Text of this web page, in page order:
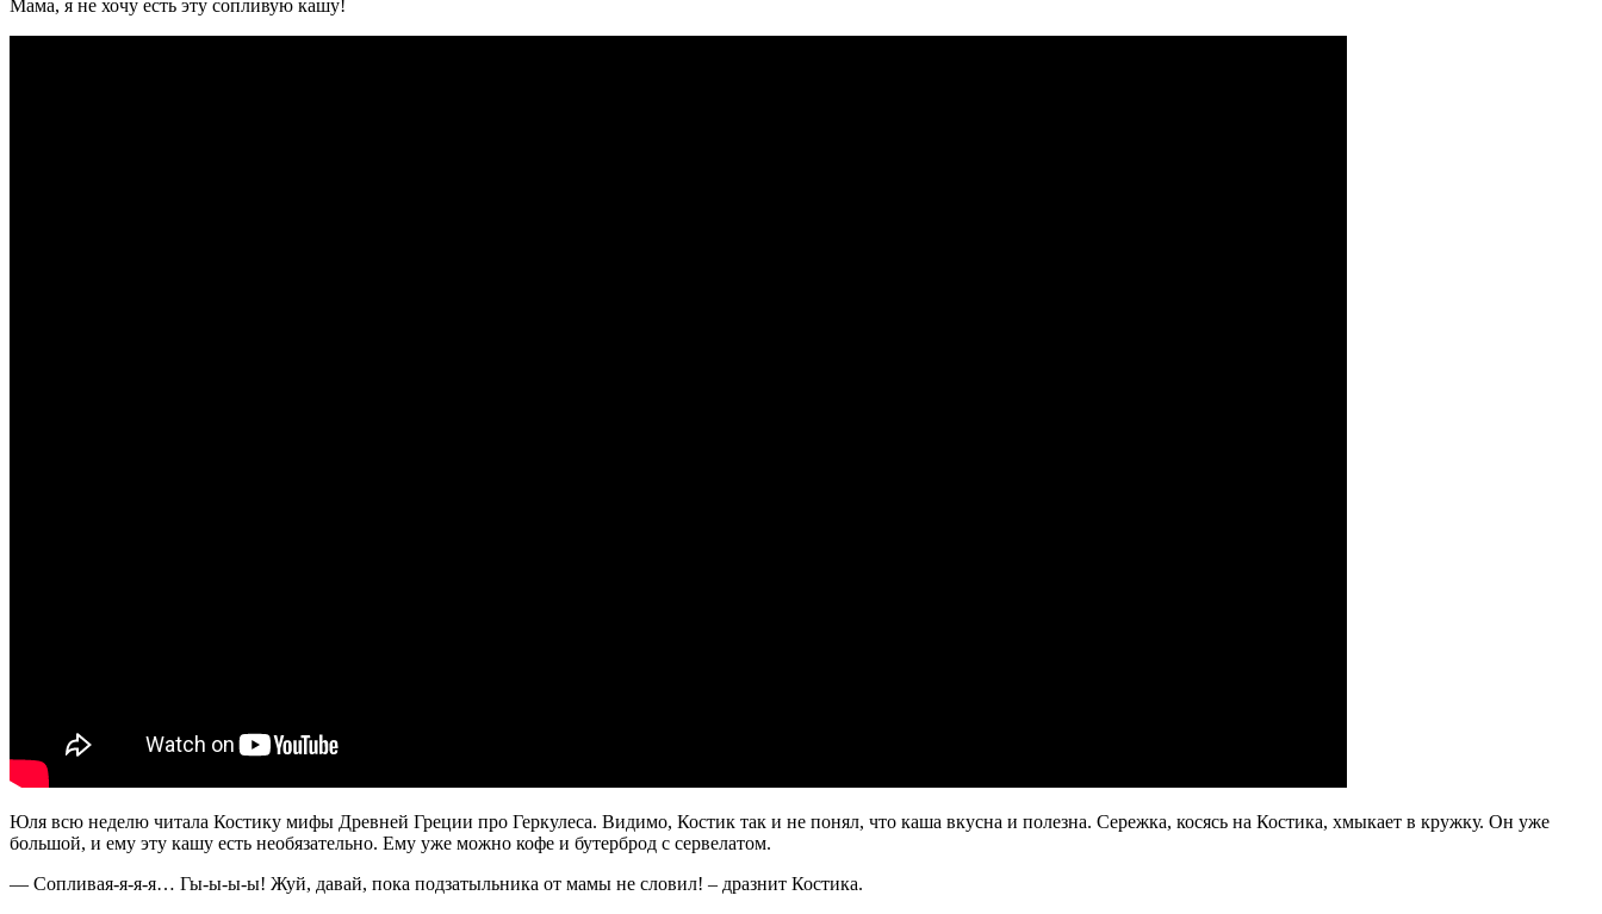
Мама, я не хочу есть эту сопливую кашу!
Юля всю неделю читала Костику мифы Древней Греции про Геркулеса. Видимо, Костик так и не понял, что каша вкусна и полезна. Сережка, косясь на Костика, хмыкает в кружку. Он уже
большой, и ему эту кашу есть необязательно. Ему уже можно кофе и бутерброд с сервелатом.
— Сопливая-я-я-я… Гы-ы-ы-ы! Жуй, давай, пока подзатыльника от мамы не словил! – дразнит Костика.